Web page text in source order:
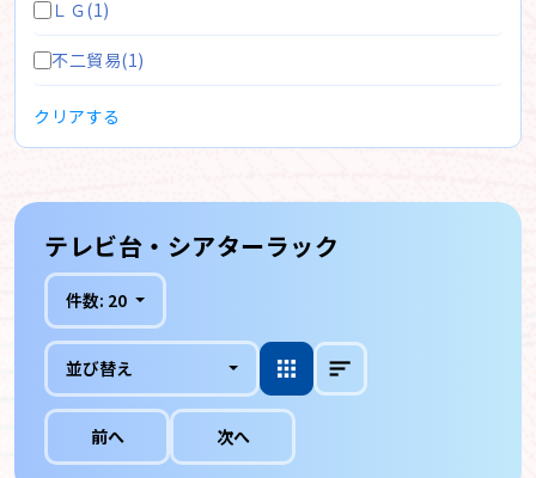
ＬＧ(1)
不二貿易(1)
クリアする
テレビ台・シアターラック
件数: 20
並び替え
前へ 次へ